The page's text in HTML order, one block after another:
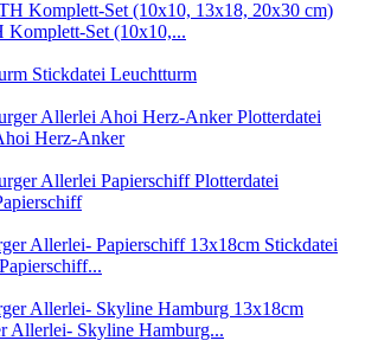
Komplett-Set (10x10,...
Stickdatei Leuchtturm
Plotterdatei
Herz-Anker
Plotterdatei
Stickdatei
Allerlei- Skyline Hamburg...